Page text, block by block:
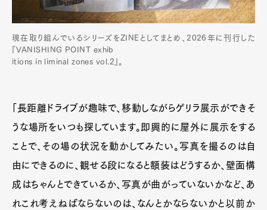
現在取り組んでいるシリーズをZINEとしてまとめ、2026年に刊行した
『VANISHING POINT exhib
itions in liminal zones vol.2』。
「長距離ドライブが趣味で、移動しながらゲリラ展示ができそ
うな場所をいつも探しています。即興的に屋外に展示をする
ことで、その場の状況を動かしてみたい。写真を撮るのは自
由にできるのに、観せる段になると額装はどうするか、壁面構
成はちゃんとできているか、写真が曲がっていないかなど、あ
れこれ考えねばならないのは、なんとかならないかと以前か